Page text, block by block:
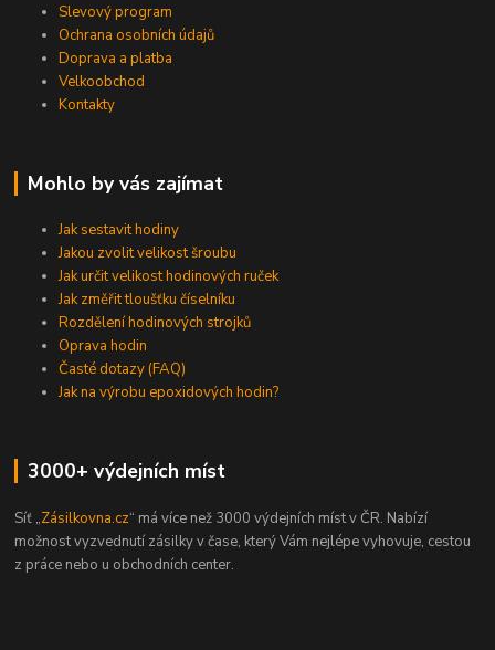
Slevový program
Ochrana osobních údajů
Doprava a platba
Velkoobchod
Kontakty
Mohlo by vás zajímat
Jak sestavit hodiny
Jakou zvolit velikost šroubu
Jak určit velikost hodinových ruček
Jak změřit tloušťku číselníku
Rozdělení hodinových strojků
Oprava hodin
Časté dotazy (FAQ)
Jak na výrobu epoxidových hodin?
3000+ výdejních míst
Síť „Zásilkovna.cz“ má více než 3000 výdejních míst v ČR. Nabízí
možnost vyzvednutí zásilky v čase, který Vám nejlépe vyhovuje, cestou
z práce nebo u obchodních center.